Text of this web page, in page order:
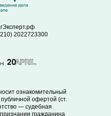
ознакомительный
офертой (ст.
— судебная
гражданина
2022723300